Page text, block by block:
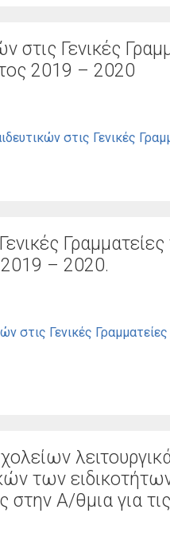
Γενικές
2019 – 2020
στις Γενικές
– 2020.
Γενικές
των
Α/θμια για